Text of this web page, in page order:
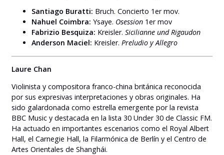
Santiago Buratti: Bruch. Concierto 1er mov.
Nahuel Coimbra: Ysaye. Osession 1er mov
Fabrizio Besquiza: Kreisler. Sicilianne und Rigaudon
Anderson Maciel: Kreisler. Preludio y Allegro
Laure Chan
Violinista y compositora franco-china británica reconocida
por sus expresivas interpretaciones y obras originales. Ha
sido galardonada como estrella emergente por la revista
BBC Music y destacada en la lista 30 Under 30 de Classic FM.
Ha actuado en importantes escenarios como el Royal Albert
Hall, el Carnegie Hall, la Filarmónica de Berlín y el Centro de
Artes Orientales de Shanghái.